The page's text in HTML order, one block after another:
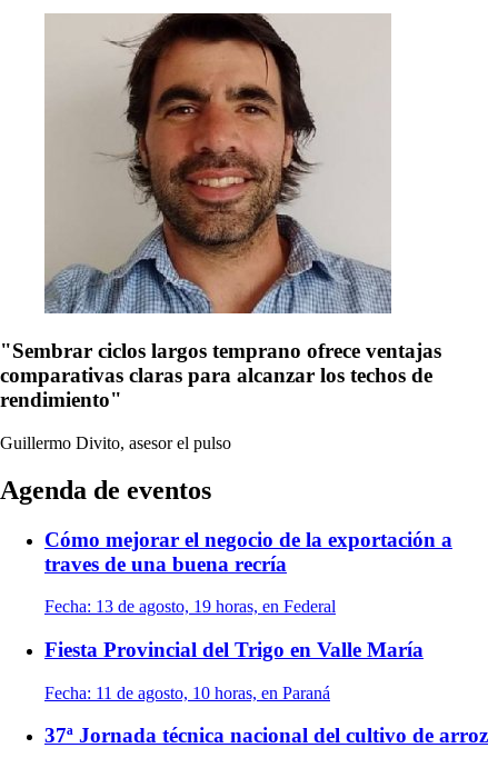
"Sembrar ciclos largos temprano ofrece ventajas
comparativas claras para alcanzar los techos de
rendimiento"
Guillermo Divito, asesor el pulso
Agenda de eventos
Cómo mejorar el negocio de la exportación a
traves de una buena recría
Fecha: 13 de agosto, 19 horas, en Federal
Fiesta Provincial del Trigo en Valle María
Fecha: 11 de agosto, 10 horas, en Paraná
37ª Jornada técnica nacional del cultivo de arroz